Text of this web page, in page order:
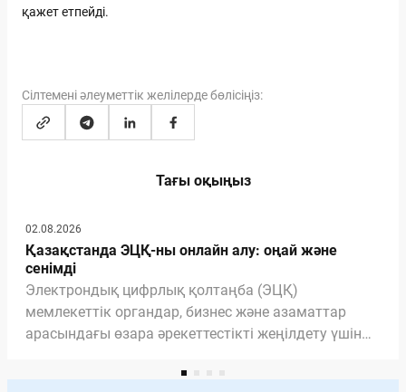
қажет етпейді.
Сілтемені әлеуметтік желілерде бөлісіңіз:
Тағы оқыңыз
02.08.2026
Қазақстанда ЭЦҚ-ны онлайн алу: оңай және
сенімді
Электрондық цифрлық қолтаңба (ЭЦҚ)
мемлекеттік органдар, бизнес және азаматтар
арасындағы өзара әрекеттестікті жеңілдету үшін
арқасында біз мемлекеттік қызметтерді ала